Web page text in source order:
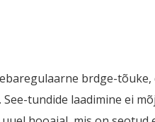
brdge-
tundide laadimine ei